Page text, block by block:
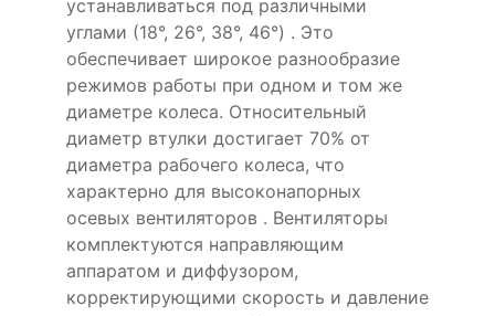
устанавливаться под различными
углами (18°, 26°, 38°, 46°) . Это
обеспечивает широкое разнообразие
режимов работы при одном и том же
диаметре колеса. Относительный
диаметр втулки достигает 70% от
диаметра рабочего колеса, что
характерно для высоконапорных
осевых вентиляторов . Вентиляторы
комплектуются направляющим
аппаратом и диффузором,
корректирующими скорость и давление